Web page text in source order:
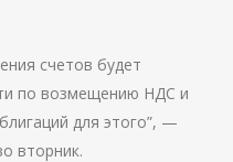
счетов будет
по возмещению НДС и
для этого”, —
вторник.